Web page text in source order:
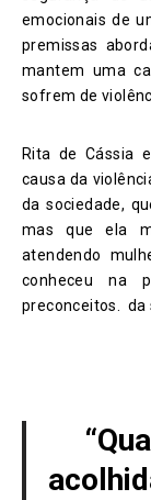
emocionais de
premissas
mantem uma
sofrem de
Rita de Cássia
causa da
da sociedade,
mas que ela
atendendo
conheceu na
preconceitos. da